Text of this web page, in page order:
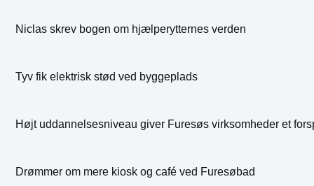
Niclas skrev bogen om hjælperytternes verden
Tyv fik elektrisk stød ved byggeplads
Højt uddannelsesniveau giver Furesøs virksomheder et
Drømmer om mere kiosk og café ved Furesøbad